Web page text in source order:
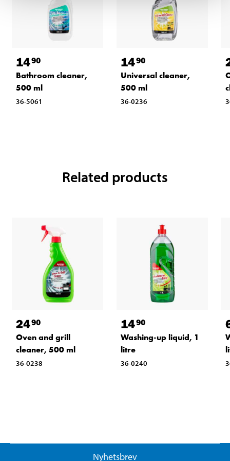
1490
Bathroom cleaner,
500 ml
36-5061
1490
Universal cleaner,
500 ml
36-0236
Related products
2490
Oven and grill
cleaner, 500 ml
36-0238
1490
Washing-up liquid, 1
litre
36-0240
Nyhetsbrev